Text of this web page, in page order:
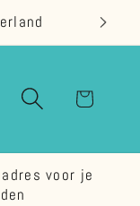
voor je